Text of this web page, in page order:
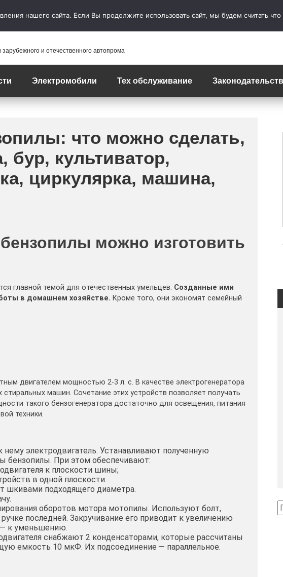
и отечественного автопрома
Электромобили Тех обслуживание
что можно сделать,
бур, культиватор,
циркулярка, машина,
можно изготовить
главной темой для отечественных умельцев. Созданные ими
в домашнем хозяйстве. Кроме того, они экономят семейный
двигателем мощностью 2-3 л. с. В качестве электрогенератора
машин. Сочетание этих устройств позволяет получать
такого бензогенератора достаточно для освещения, питания
техники.
электродвигатель. Устанавливают полученную
При этом обеспечивают:
к плоскости шины;
в одной плоскости.
шкивами подходящего диаметра.
оборотов мотора мотопилы. Используют болт,
последней. Закручивание его приводит к увеличению
— к уменьшению.
снабжают 2 конденсаторами, которые рассчитаны
емкость 10 мкФ. Их подсоединение — параллельное.
нашего сайта. Если Вы продолжите использовать сайт, мы будем считать что